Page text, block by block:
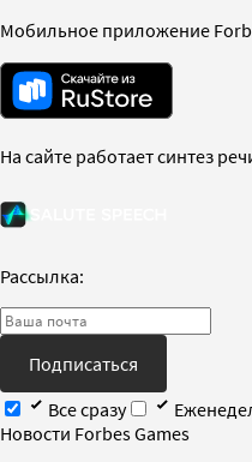
Мобильное приложение
На сайте работает синтез
Рассылка:
Подписаться
Все сразу
Новости Forbes Games